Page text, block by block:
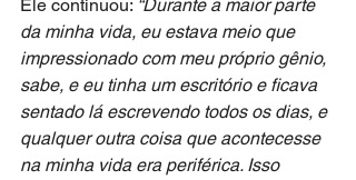
Ele continuou: “Durante a maior parte
da minha vida, eu estava meio que
impressionado com meu próprio gênio,
sabe, e eu tinha um escritório e ficava
sentado lá escrevendo todos os dias, e
qualquer outra coisa que acontecesse
na minha vida era periférica. Isso